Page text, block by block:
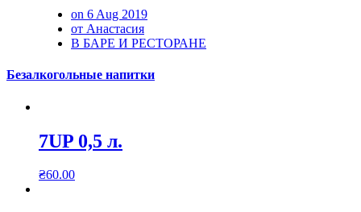
on 6 Aug 2019
от Анастасия
В БАРЕ И РЕСТОРАНЕ
Безалкогольные напитки
7UP 0,5 л.
₴60.00